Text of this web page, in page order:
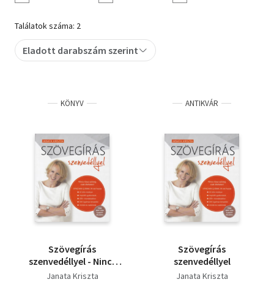
Művészet
Szakkönyv
Tankönyv, segédkönyv
Társadalomtudomány
Természettudomány
Történelem
Vallás
Találatok száma: 2
Eladott darabszám szerint
KÖNYV
Szövegírás
szenvedéllyel - Nincs
rossz szöveg, csak
Janata Kriszta
ANTIKVÁR
Szövegírás
szenvedéllyel
Janata Kriszta